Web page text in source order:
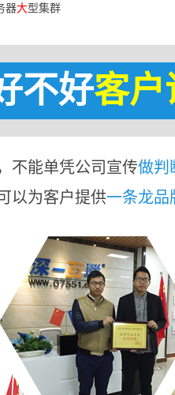
器大型集群
不好客户
不能单凭公司宣传做判
以为客户提供一条龙品